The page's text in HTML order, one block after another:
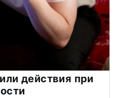
действия при